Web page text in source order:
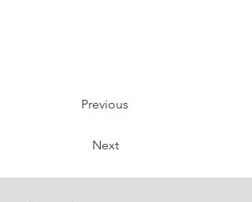
Previous
Next